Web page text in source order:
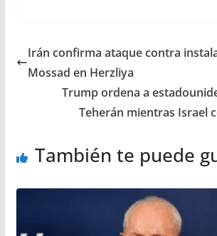
Irán confirma ataque contra
Mossad en Herzliya
Trump ordena a
Teherán mientras Israel
También te puede